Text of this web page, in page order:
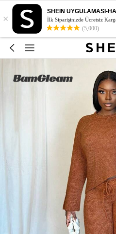
×
SHEIN UYGULAMASI-
İlk Siparişinizde Ücretsiz
(5,000)